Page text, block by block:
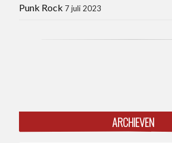
Punk Rock 7 juli 2023
ARCHIEVEN